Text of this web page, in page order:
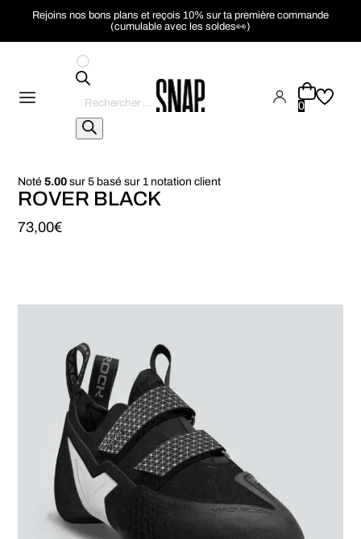
Rejoins nos bons plans et reçois 10% sur ta première commande
(cumulable avec les soldes👀)
de
produits
0
ROVER BLACK
Noté5.00 sur 5 basé sur 1 notation client
73,00€